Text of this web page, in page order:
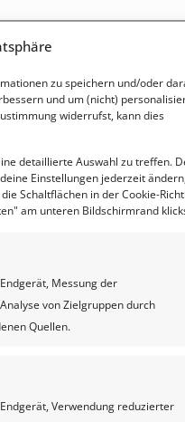
zu speichern und/oder
und um (nicht)
widerrufst, kann dies
detaillierte Auswahl zu treffen.
Einstellungen jederzeit ändern,
Schaltflächen in der Cookie-
am unteren Bildschirmrand
Messung der
von Zielgruppen durch
Quellen.
Verwendung reduzierter
es
ab und